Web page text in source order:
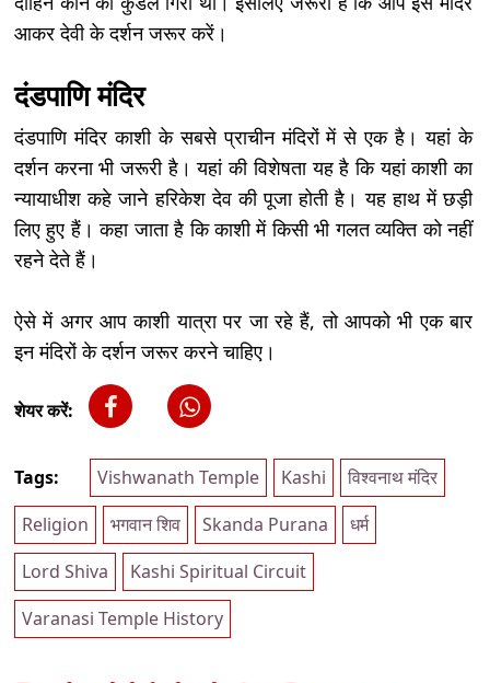
आकर देवी के दर्शन जरूर करें।
दंडपाणि मंदिर
दंडपाणि मंदिर काशी के सबसे प्राचीन मंदिरों में से एक है। यहां के
दर्शन करना भी जरूरी है। यहां की विशेषता यह है कि यहां काशी का
न्यायाधीश कहे जाने हरिकेश देव की पूजा होती है। यह हाथ में छड़ी
लिए हुए हैं। कहा जाता है कि काशी में किसी भी गलत व्यक्ति को नहीं
रहने देते हैं।
ऐसे में अगर आप काशी यात्रा पर जा रहे हैं, तो आपको भी एक बार
इन मंदिरों के दर्शन जरूर करने चाहिए।
शेयर करें:
Tags: Vishwanath Temple Kashi
विश्वनाथ मंदिर
Religion
भगवान शिव Skanda Purana
धर्म
Lord Shiva
Kashi Spiritual Circuit
Varanasi Temple History